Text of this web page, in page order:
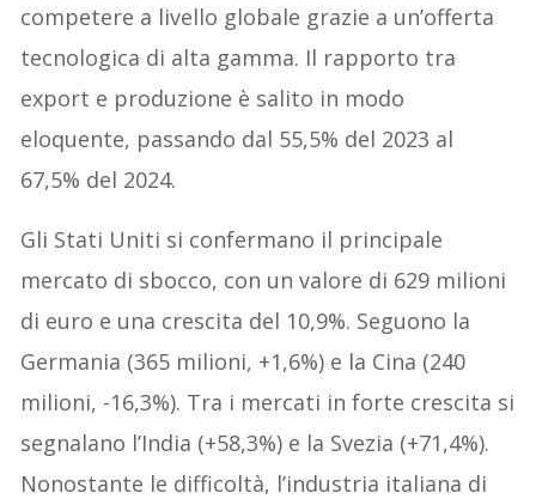
competere a livello globale grazie a un’offerta
tecnologica di alta gamma. Il rapporto tra
export e produzione è salito in modo
eloquente, passando dal 55,5% del 2023 al
67,5% del 2024.
Gli Stati Uniti si confermano il principale
mercato di sbocco, con un valore di 629 milioni
di euro e una crescita del 10,9%. Seguono la
Germania (365 milioni, +1,6%) e la Cina (240
milioni, -16,3%). Tra i mercati in forte crescita si
segnalano l’India (+58,3%) e la Svezia (+71,4%).
Nonostante le difficoltà, l’industria italiana di